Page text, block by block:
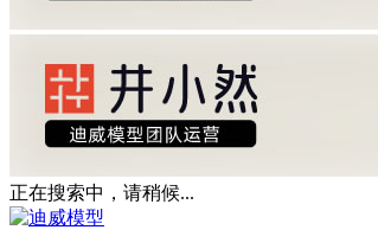
正在搜索中，请稍候...